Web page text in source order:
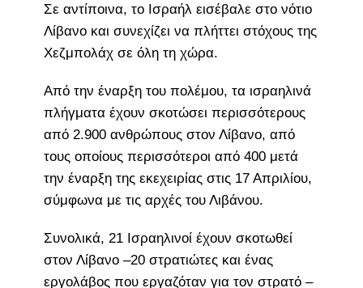
Σε αντίποινα, το Ισραήλ εισέβαλε στο νότιο
Λίβανο και συνεχίζει να πλήττει στόχους της
Χεζμπολάχ σε όλη τη χώρα.
Από την έναρξη του πολέμου, τα ισραηλινά
πλήγματα έχουν σκοτώσει περισσότερους
από 2.900 ανθρώπους στον Λίβανο, από
τους οποίους περισσότεροι από 400 μετά
την έναρξη της εκεχειρίας στις 17 Απριλίου,
σύμφωνα με τις αρχές του Λιβάνου.
Συνολικά, 21 Ισραηλινοί έχουν σκοτωθεί
στον Λίβανο –20 στρατιώτες και ένας
εργολάβος που εργαζόταν για τον στρατό –